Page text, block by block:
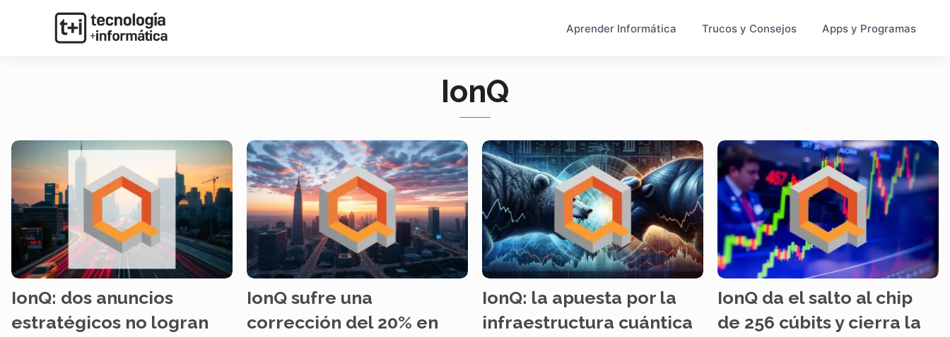
Aprender Informática Trucos y Consejos Apps y Programas
IonQ
IonQ: dos anuncios
estratégicos no logran
IonQ sufre una
corrección del 20% en
IonQ: la apuesta por la
infraestructura cuántica
IonQ da el salto al chip
de 256 cúbits y cierra la